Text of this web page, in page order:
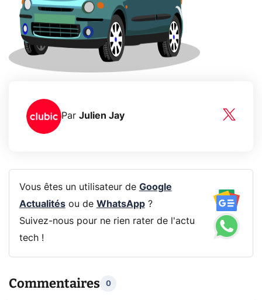
Par Julien Jay
Vous êtes un utilisateur de Google
Actualitésou de WhatsApp?
Suivez-nous pour ne rien rater de l'actu
tech !
Commentaires 0